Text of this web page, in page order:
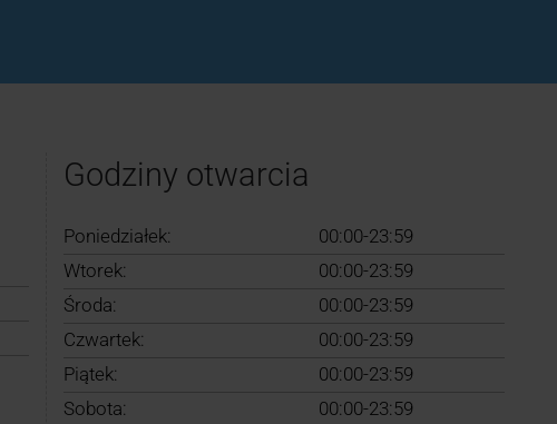
Godziny otwarcia
Poniedziałek:
00:00-23:59
Wtorek:
00:00-23:59
Środa:
00:00-23:59
Czwartek:
00:00-23:59
Piątek:
00:00-23:59
Sobota:
00:00-23:59